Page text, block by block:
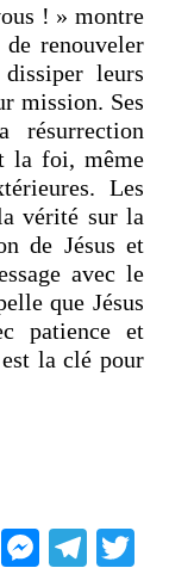
! » montre
renouveler
leurs
mission. Ses
résurrection
la foi, même
Les
vérité sur la
de Jésus et
avec le
que Jésus
patience et
la clé pour
R
M T